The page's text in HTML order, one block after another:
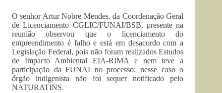
O senhor Artur Nobre Mendes, da Coordenação Geral
de Licenciamento CGLIC/FUNAI/BSB, presente na
reunião observou que o licenciamento do
empreendimento é falho e está em desacordo com a
Legislação Federal, pois não foram realizados Estudos
de Impacto Ambiental EIA-RIMA e nem teve a
participação da FUNAI no processo; nesse caso o
órgão indigenista não foi sequer notificado pelo
NATURATINS.